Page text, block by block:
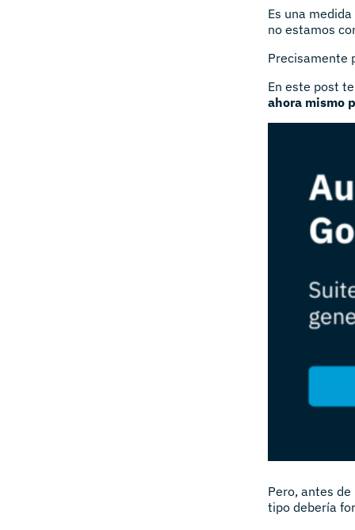
Es una
no estamos
Precisamente
En este post
ahora mismo
Pero, antes
tipo debería